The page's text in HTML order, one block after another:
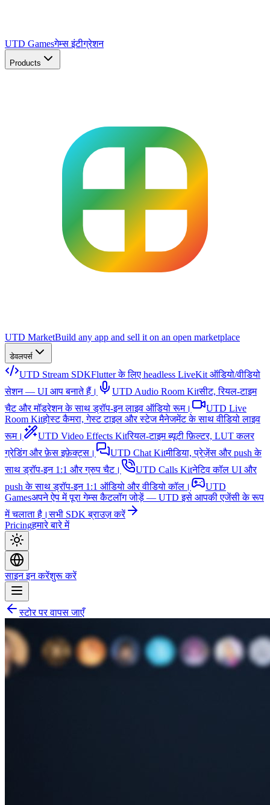
UTD Gamesगेम्स इंटीग्रेशन
Products
UTD MarketBuild any app and sell it on an open marketplace
डेवलपर्स
UTD Stream SDKFlutter के लिए headless LiveKit ऑडियो/वीडियो
सेशन — UI आप बनाते हैं।
UTD Audio Room Kitसीट, रियल-टाइम
चैट और मॉडरेशन के साथ ड्रॉप-इन लाइव ऑडियो रूम।
UTD Live
Room Kitहोस्ट कैमरा, गेस्ट टाइल और स्टेज मैनेजमेंट के साथ वीडियो लाइव
रूम।
UTD Video Effects Kitरियल-टाइम ब्यूटी फ़िल्टर, LUT कलर
ग्रेडिंग और फ़ेस इफ़ेक्ट्स।
UTD Chat Kitमीडिया, प्रेज़ेंस और push के
साथ ड्रॉप-इन 1:1 और ग्रुप चैट।
UTD Calls Kitनेटिव कॉल UI और
push के साथ ड्रॉप-इन 1:1 ऑडियो और वीडियो कॉल।
UTD
Gamesअपने ऐप में पूरा गेम्स कैटलॉग जोड़ें — UTD इसे आपकी एजेंसी के रूप
में चलाता है।सभी SDK ब्राउज़ करें
Pricingहमारे बारे में
साइन इन करेंशुरू करें
स्टोर पर वापस जाएँ